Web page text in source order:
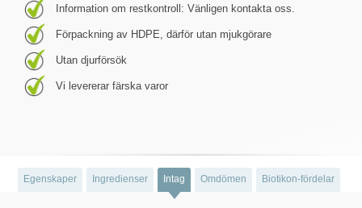
Information om restkontroll: Vänligen kontakta oss.
Förpackning av HDPE, därför utan mjukgörare
Utan djurförsök
Vi levererar färska varor
Egenskaper Ingredienser Intag Omdömen Biotikon-fördelar